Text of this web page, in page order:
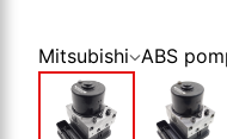
Mitsubishi ABS